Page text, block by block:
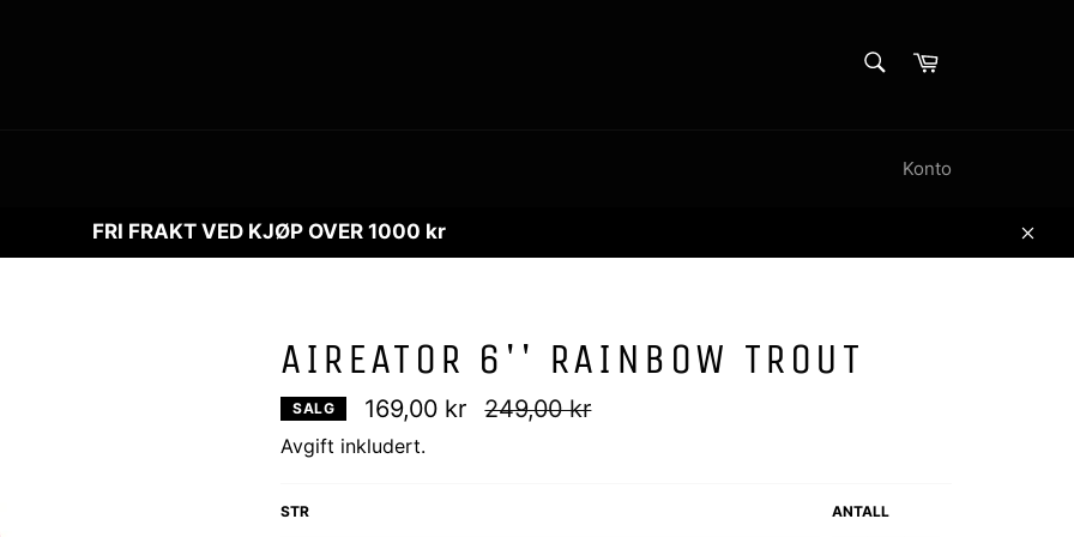
Handlekurv
Konto
FRI FRAKT VED KJØP OVER 1000 kr
Lukk
AIREATOR 6'' RAINBOW TROUT
SALG 169,00 kr
Vanlig
pris
249,00 kr
Avgift inkludert.
STR ANTALL